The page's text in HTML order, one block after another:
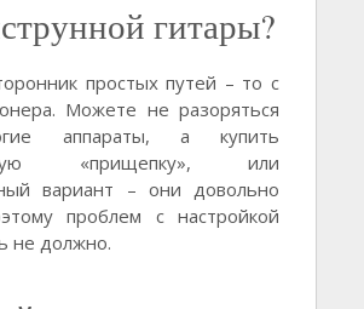
гитары?
простых путей – то с
Можете не разоряться
аппараты, а купить
«прищепку», или
вариант – они довольно
проблем с настройкой
не должно.